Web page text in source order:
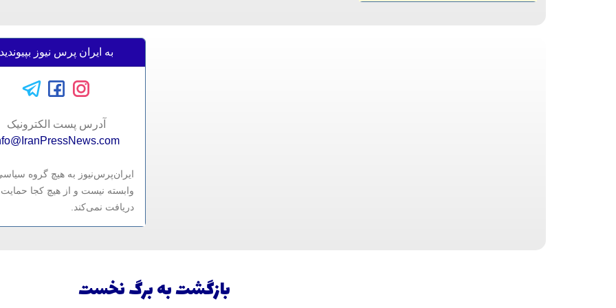
به ایران پرس نیوز بپیوندید
آدرس پست الکترونيک
ایران‌پرس‌نیوز به هیچ گروه
وابسته نیست و از هیچ کجا
دریافت نمی‌کند.
بازگشت به برگ نخست